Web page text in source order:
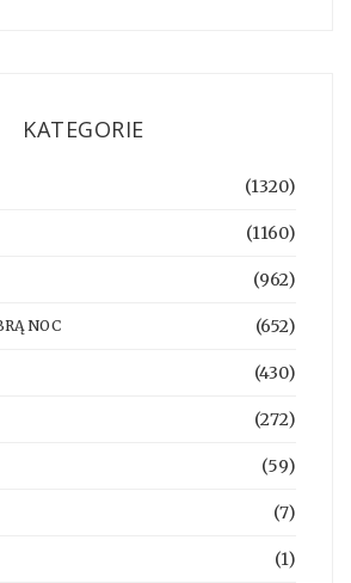
KATEGORIE
(1320)
(1160)
(962)
NOC (652)
(430)
(272)
(59)
(7)
(1)